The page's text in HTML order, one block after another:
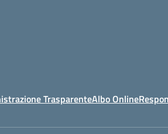
TrasparenteAlbo Online